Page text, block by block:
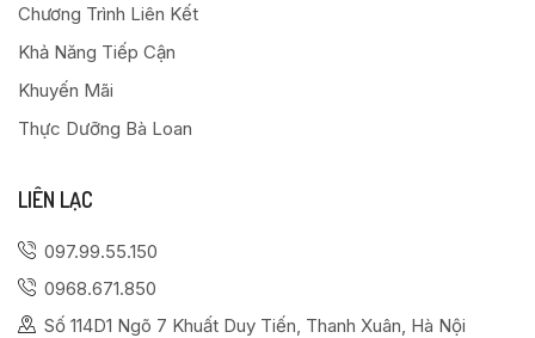
Chương Trình Liên Kết
Khả Năng Tiếp Cận
Khuyến Mãi
Thực Dưỡng Bà Loan
LIÊN LẠC
097.99.55.150
0968.671.850
Số 114D1 Ngõ 7 Khuất Duy Tiến, Thanh Xuân, Hà Nội